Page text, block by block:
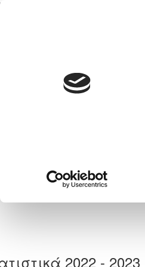
Νέα &
Previous
ΛΟΥΚΑΣ
2022 - 2023